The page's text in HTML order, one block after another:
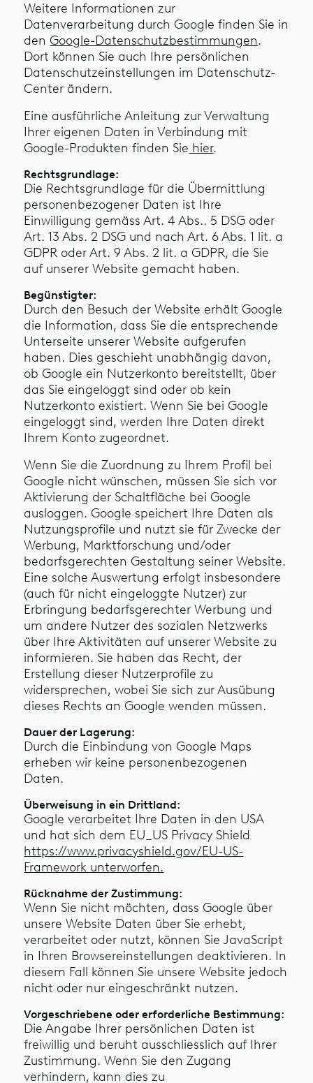
Weitere Informationen zur
Datenverarbeitung durch Google finden Sie in
den Google-Datenschutzbestimmungen.
Dort können Sie auch Ihre persönlichen
Datenschutzeinstellungen im Datenschutz-
Center ändern.
Eine ausführliche Anleitung zur Verwaltung
Ihrer eigenen Daten in Verbindung mit
Google-Produkten finden Sie hier.
Rechtsgrundlage:
Die Rechtsgrundlage für die Übermittlung
personenbezogener Daten ist Ihre
Einwilligung gemäss Art. 4 Abs.. 5 DSG oder
Art. 13 Abs. 2 DSG und nach Art. 6 Abs. 1 lit. a
GDPR oder Art. 9 Abs. 2 lit. a GDPR, die Sie
auf unserer Website gemacht haben.
Begünstigter:
Durch den Besuch der Website erhält Google
die Information, dass Sie die entsprechende
Unterseite unserer Website aufgerufen
haben. Dies geschieht unabhängig davon,
ob Google ein Nutzerkonto bereitstellt, über
das Sie eingeloggt sind oder ob kein
Nutzerkonto existiert. Wenn Sie bei Google
eingeloggt sind, werden Ihre Daten direkt
Ihrem Konto zugeordnet.
Wenn Sie die Zuordnung zu Ihrem Profil bei
Google nicht wünschen, müssen Sie sich vor
Aktivierung der Schaltfläche bei Google
ausloggen. Google speichert Ihre Daten als
Nutzungsprofile und nutzt sie für Zwecke der
Werbung, Marktforschung und/oder
bedarfsgerechten Gestaltung seiner Website.
Eine solche Auswertung erfolgt insbesondere
(auch für nicht eingeloggte Nutzer) zur
Erbringung bedarfsgerechter Werbung und
um andere Nutzer des sozialen Netzwerks
über Ihre Aktivitäten auf unserer Website zu
informieren. Sie haben das Recht, der
Erstellung dieser Nutzerprofile zu
widersprechen, wobei Sie sich zur Ausübung
dieses Rechts an Google wenden müssen.
Dauer der Lagerung:
Durch die Einbindung von Google Maps
erheben wir keine personenbezogenen
Daten.
Überweisung in ein Drittland:
Google verarbeitet Ihre Daten in den USA
und hat sich dem EU_US Privacy Shield
https://www.privacyshield.gov/EU-US-
Framework unterworfen.
Rücknahme der Zustimmung:
Wenn Sie nicht möchten, dass Google über
unsere Website Daten über Sie erhebt,
verarbeitet oder nutzt, können Sie JavaScript
in Ihren Browsereinstellungen deaktivieren. In
diesem Fall können Sie unsere Website jedoch
nicht oder nur eingeschränkt nutzen.
Vorgeschriebene oder erforderliche Bestimmung:
Die Angabe Ihrer persönlichen Daten ist
freiwillig und beruht ausschliesslich auf Ihrer
Zustimmung. Wenn Sie den Zugang
verhindern, kann dies zu